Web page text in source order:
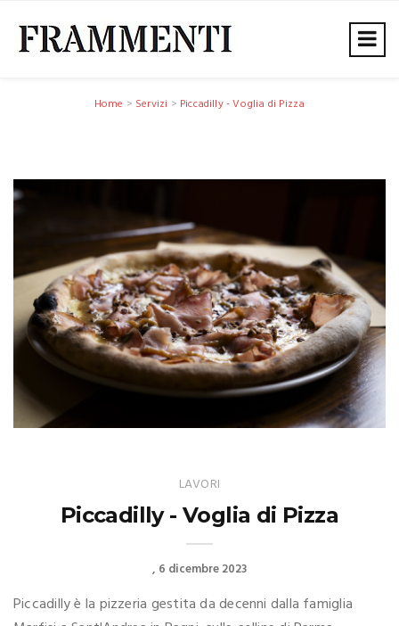
Home > Servizi > Piccadilly - Voglia di Pizza
LAVORI
Piccadilly - Voglia di Pizza
6 dicembre 2023
Piccadilly è la pizzeria gestita da decenni dalla famiglia